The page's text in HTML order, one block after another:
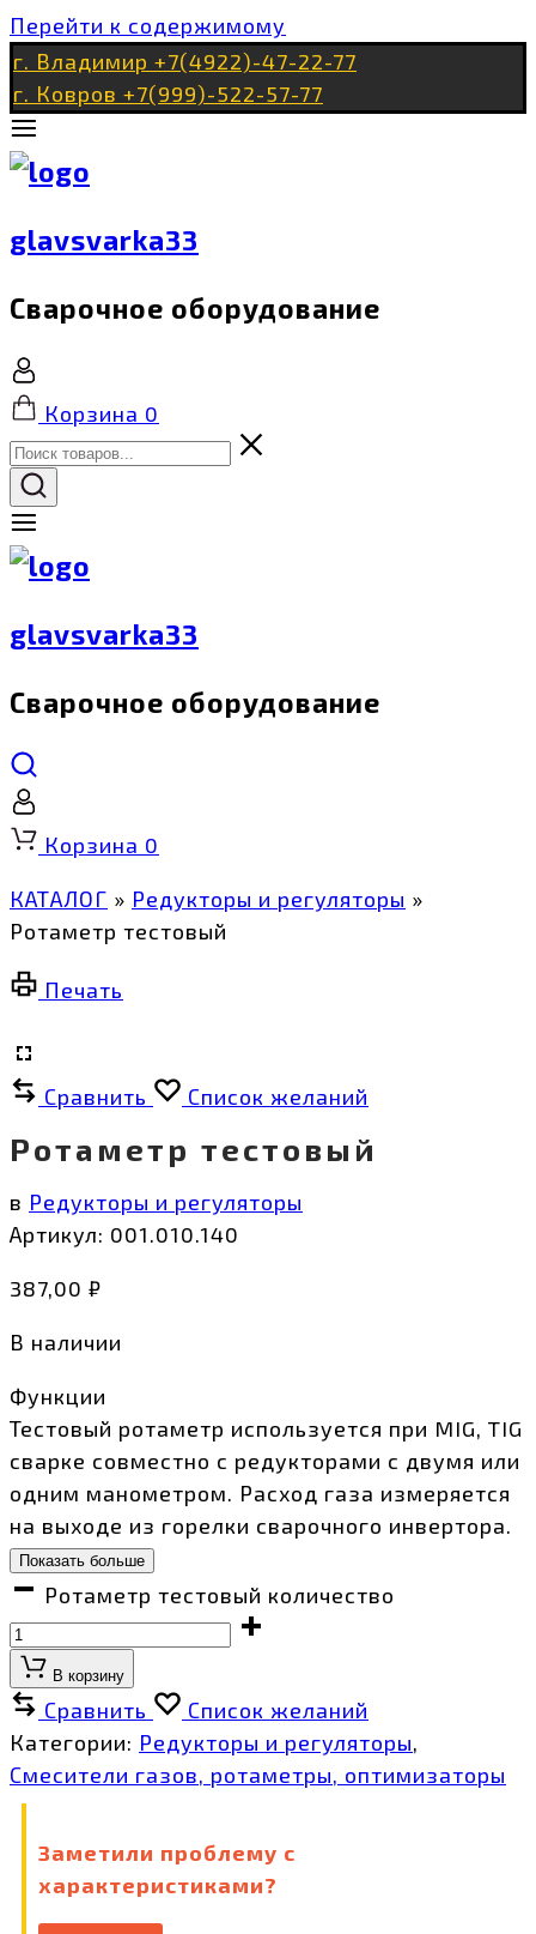
Перейти к содержимому
г. Владимир +7(4922)-47-22-77
г. Ковров +7(999)-522-57-77
glavsvarka33
Сварочное оборудование
Корзина 0
glavsvarka33
Сварочное оборудование
Корзина 0
КАТАЛОГ » Редукторы и регуляторы »
Ротаметр тестовый
Печать
Сравнить Список желаний
Ротаметр тестовый
в Редукторы и регуляторы
Артикул: 001.010.140
387,00 ₽
В наличии
Функции
Тестовый ротаметр используется при MIG, TIG
сварке совместно с редукторами с двумя или
одним манометром. Расход газа измеряется
на выходе из горелки сварочного инвертора.
Показать больше
Ротаметр тестовый количество
В корзину
Сравнить
Список желаний
Категории: Редукторы и регуляторы,
Смесители газов, ротаметры, оптимизаторы
Заметили проблему с
характеристиками?